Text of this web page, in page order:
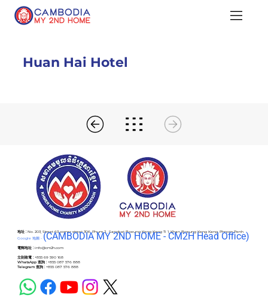
Huan Hai Hotel
地址 :No. 203, Street 63 corner street 306, Phum 2 , Sangkat Boeung Keng Kang Ti 1, Khan Boeung Keng Kang, Phnom Penh
Google 地圖 - (CAMBODIA MY 2ND HOME - CM2H Head Office)
電郵地址 : info@cm2h.com
立刻致電 :+855 69 590 168
WhatsApp 查詢 :+855 087 576 888
Telegram 查詢 :+855 087 576 888